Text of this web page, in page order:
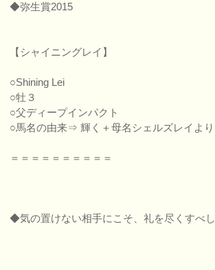
◆弥生賞2015
【シャイニングレイ】
○Shining Lei
○牡３
○父ディープインパクト
○馬名の由来⇒ 輝く＋母名シェルズレイより
＝＝＝＝＝＝＝＝＝＝
◆気の置けない相手にこそ、礼を尽くすべし